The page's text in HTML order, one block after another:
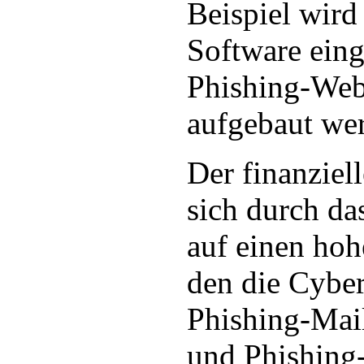
Beispiel wird
Software
Phishing-
aufgebaut
Der
sich durch
auf einen
den die
Phishing-
und